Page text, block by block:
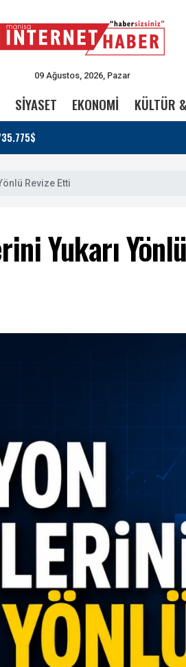
09 Ağustos, 2026, Pazar
SİYASET EKONOMİ KÜLTÜR
Revize Etti
Yukarı